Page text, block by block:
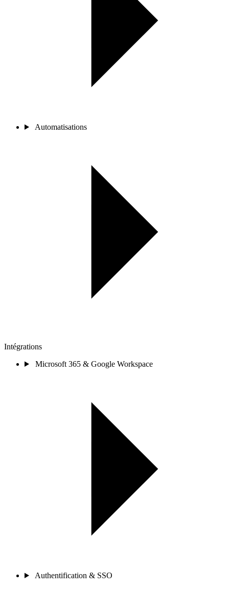
Automatisations
Intégrations
Microsoft 365 & Google Workspace
Authentification & SSO